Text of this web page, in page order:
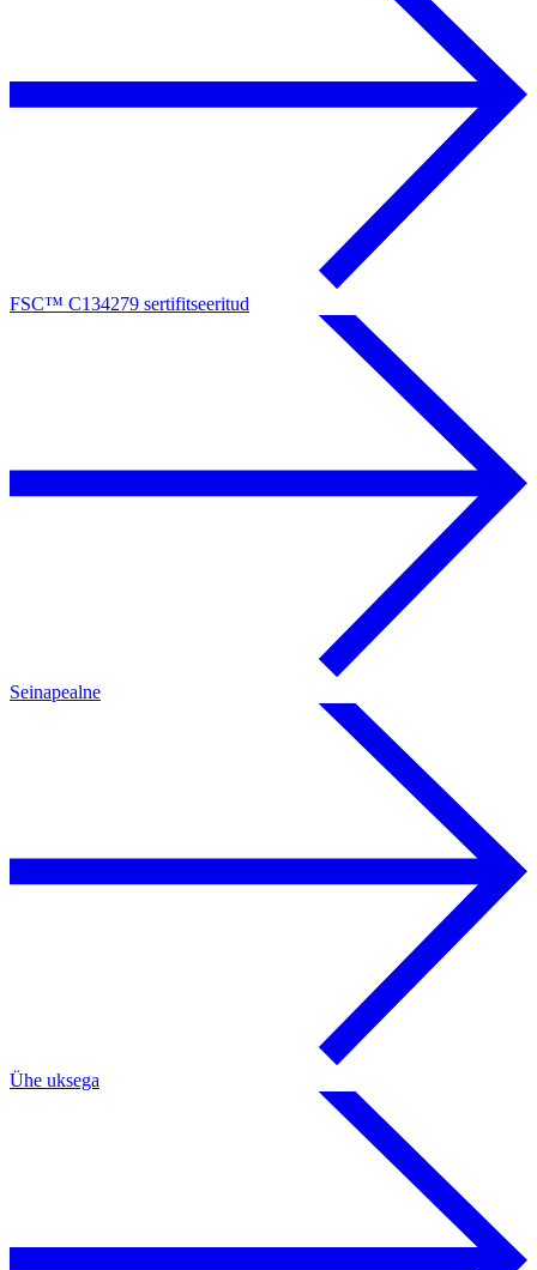
FSC™ C134279 sertifitseeritud
Seinapealne
Ühe uksega